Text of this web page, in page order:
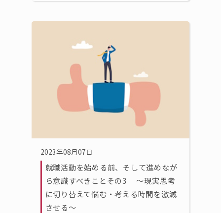
2023年08月07日
就職活動を始める前、そして進めなが
ら意識すべきことその3 〜現実思考
に切り替えて悩む・考える時間を激減
させる〜